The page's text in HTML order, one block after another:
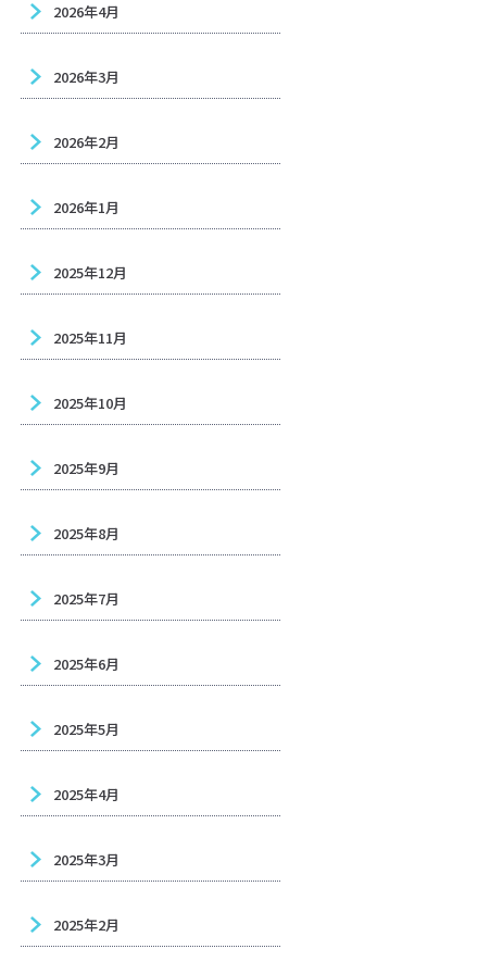
2026年4月
2026年3月
2026年2月
2026年1月
2025年12月
2025年11月
2025年10月
2025年9月
2025年8月
2025年7月
2025年6月
2025年5月
2025年4月
2025年3月
2025年2月